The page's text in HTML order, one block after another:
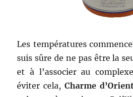
Les températures
suis sûre de ne pas être la
et à l’associer au
éviter cela, Charme